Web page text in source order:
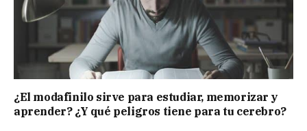
¿El modafinilo sirve para estudiar, memorizar y
aprender? ¿Y qué peligros tiene para tu cerebro?